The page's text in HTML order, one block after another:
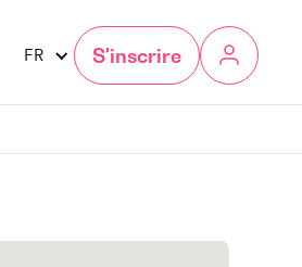
FR S'inscrire